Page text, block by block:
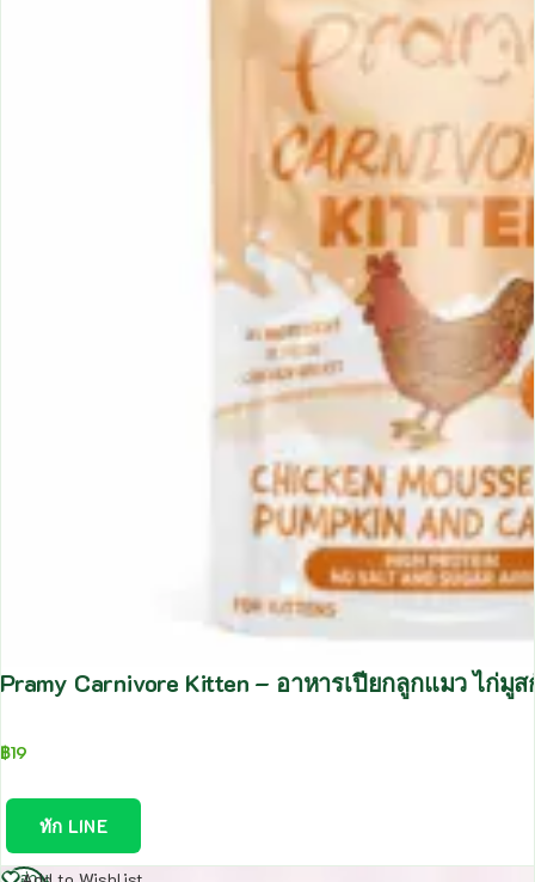
Pramy Carnivore Kitten – อาหารเปียกลูกแมว ไก่
฿19
ทัก LINE